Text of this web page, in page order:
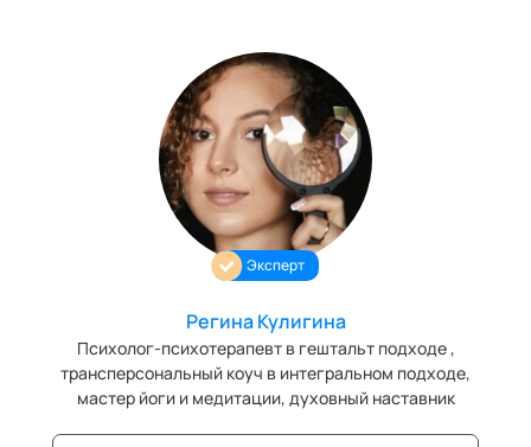
Эксперт
Регина Кулигина
Психолог-психотерапевт в гештальт подходе ,
трансперсональный коуч в интегральном подходе,
мастер йоги и медитации, духовный наставник